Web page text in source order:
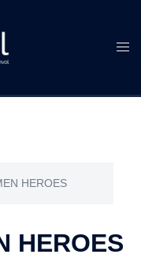
HEROES
HEROES